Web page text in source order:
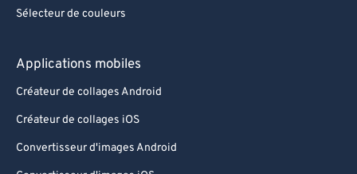
Sélecteur de couleurs
Applications mobiles
Créateur de collages Android
Créateur de collages iOS
Convertisseur d'images Android